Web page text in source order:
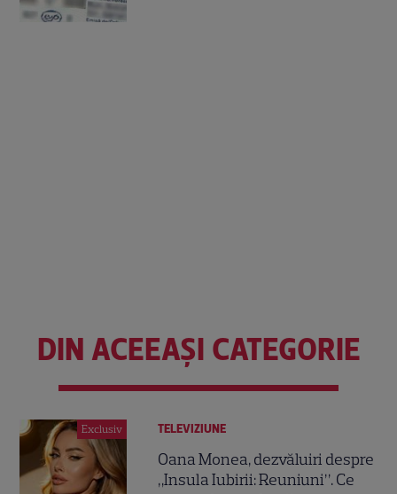
DIN ACEEAȘI CATEGORIE
Exclusiv TELEVIZIUNE
Oana Monea, dezvăluiri despre
„Insula Iubirii: Reuniuni”. Ce